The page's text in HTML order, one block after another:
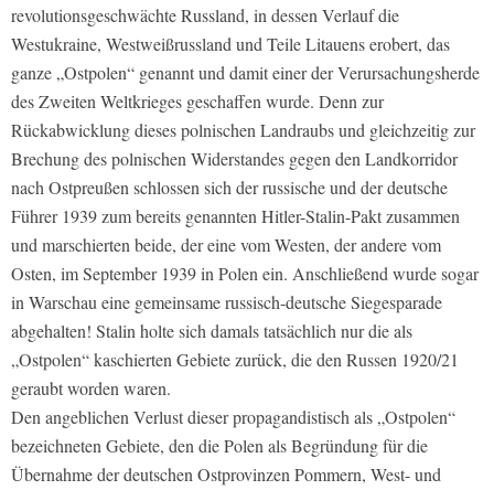
revolutionsgeschwächte Russland, in dessen Verlauf die
Westukraine, Westweißrussland und Teile Litauens erobert, das
ganze „Ostpolen“ genannt und damit einer der Verursachungsherde
des Zweiten Weltkrieges geschaffen wurde. Denn zur
Rückabwicklung dieses polnischen Landraubs und gleichzeitig zur
Brechung des polnischen Widerstandes gegen den Landkorridor
nach Ostpreußen schlossen sich der russische und der deutsche
Führer 1939 zum bereits genannten Hitler-Stalin-Pakt zusammen
und marschierten beide, der eine vom Westen, der andere vom
Osten, im September 1939 in Polen ein. Anschließend wurde sogar
in Warschau eine gemeinsame russisch-deutsche Siegesparade
abgehalten! Stalin holte sich damals tatsächlich nur die als
„Ostpolen“ kaschierten Gebiete zurück, die den Russen 1920/21
geraubt worden waren.
Den angeblichen Verlust dieser propagandistisch als „Ostpolen“
bezeichneten Gebiete, den die Polen als Begründung für die
Übernahme der deutschen Ostprovinzen Pommern, West- und